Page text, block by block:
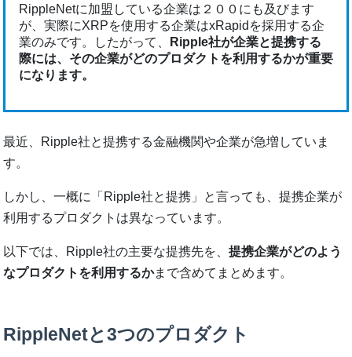
RippleNetに加盟している企業は２００にも及びます
が、実際にXRPを使用する企業はxRapidを採用する企
業のみです。したがって、
Ripple社が企業と提携する
際には、その企業がどのプロダクトを利用するかが重要
になります。
最近、Ripple社と提携する金融機関や企業が急増していま
す。
しかし、一概に「Ripple社と提携」と言っても、提携企業が
利用するプロダクトは異なっています。
以下では、Ripple社の主要な提携先を、提携企業がどのよう
なプロダクトを利用するかまで含めてまとめます。
RippleNetと3つのプロダクト